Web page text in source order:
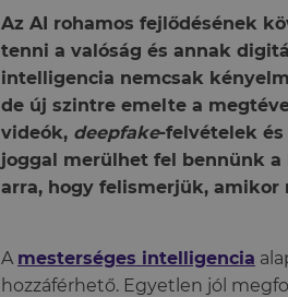
Az AI rohamos fejlődésének
tenni a valóság és annak
intelligencia nemcsak
de új szintre emelte a
videók, deepfake-felvételek
joggal merülhet fel bennünk
arra, hogy felismerjük,
A mesterséges intelligencia
hozzáférhető. Egyetlen jól